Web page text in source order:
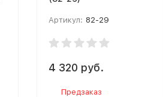
Артикул: 82-29
4 320 руб.
Предзаказ